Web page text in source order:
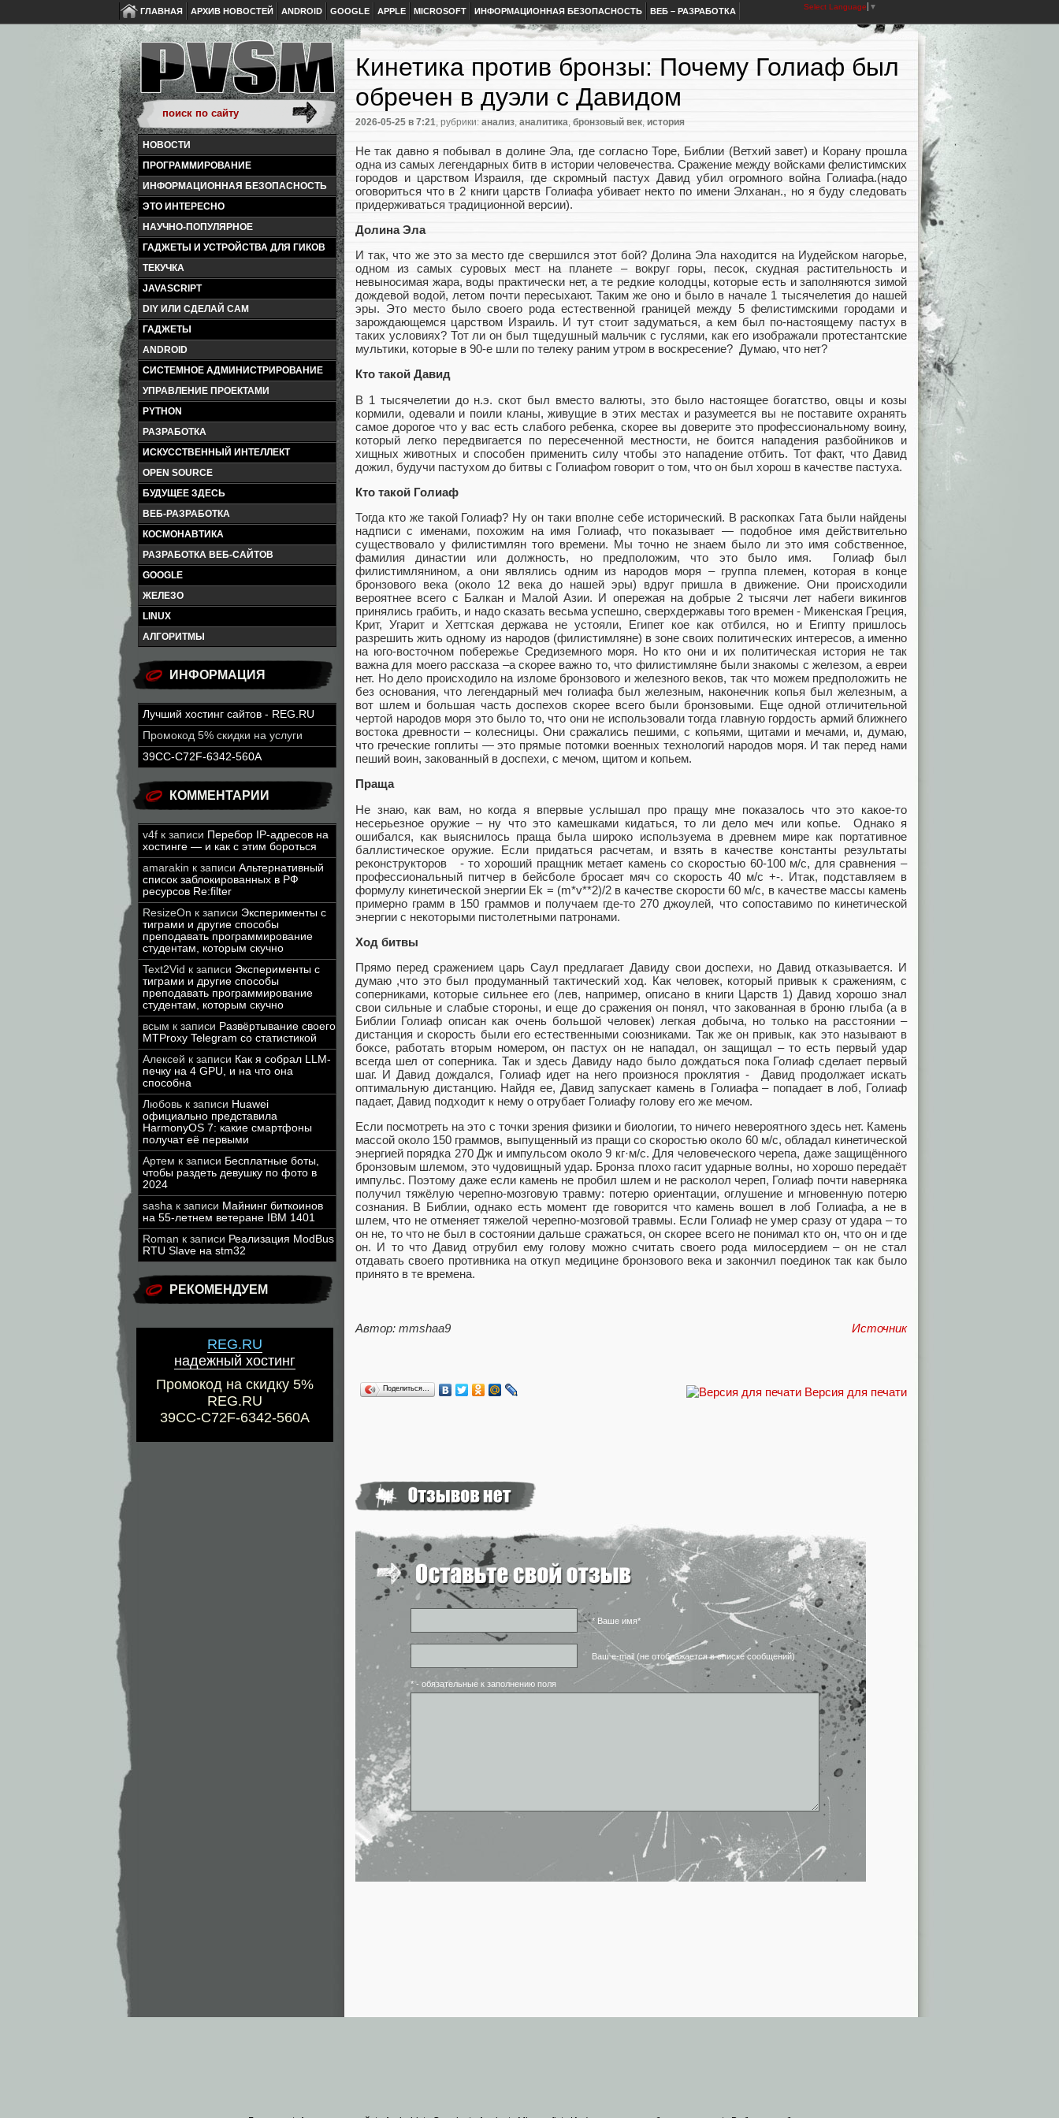
ГЛАВНАЯ АРХИВ НОВОСТЕЙ ANDROID GOOGLE APPLE MICROSOFT ИНФОРМАЦИОННАЯ БЕЗОПАСНОСТЬ ВЕБ – РАЗРАБОТКА Select Language ▼
НОВОСТИ
ПРОГРАММИРОВАНИЕ
ИНФОРМАЦИОННАЯ БЕЗОПАСНОСТЬ
ЭТО ИНТЕРЕСНО
НАУЧНО-ПОПУЛЯРНОЕ
ГАДЖЕТЫ И УСТРОЙСТВА ДЛЯ ГИКОВ
ТЕКУЧКА
JAVASCRIPT
DIY ИЛИ СДЕЛАЙ САМ
ГАДЖЕТЫ
ANDROID
СИСТЕМНОЕ АДМИНИСТРИРОВАНИЕ
УПРАВЛЕНИЕ ПРОЕКТАМИ
PYTHON
РАЗРАБОТКА
ИСКУССТВЕННЫЙ ИНТЕЛЛЕКТ
OPEN SOURCE
БУДУЩЕЕ ЗДЕСЬ
ВЕБ-РАЗРАБОТКА
КОСМОНАВТИКА
РАЗРАБОТКА ВЕБ-САЙТОВ
GOOGLE
ЖЕЛЕЗО
LINUX
АЛГОРИТМЫ
ИНФОРМАЦИЯ
Лучший хостинг сайтов - REG.RU
Промокод 5% скидки на услуги
39CC-C72F-6342-560A
КОММЕНТАРИИ
v4f к записи Перебор IP-адресов на
хостинге — и как с этим бороться
amarakin к записи Альтернативный
список заблокированных в РФ
ресурсов Re:filter
ResizeOn к записи Эксперименты с
тиграми и другие способы
преподавать программирование
студентам, которым скучно
Text2Vid к записи Эксперименты с
тиграми и другие способы
преподавать программирование
студентам, которым скучно
всым к записи Развёртывание своего
MTProxy Telegram со статистикой
Алексей к записи Как я собрал LLM-
печку на 4 GPU, и на что она
способна
Любовь к записи Huawei
официально представила
HarmonyOS 7: какие смартфоны
получат её первыми
Артем к записи Бесплатные боты,
чтобы раздеть девушку по фото в
2024
sasha к записи Майнинг биткоинов
на 55-летнем ветеране IBM 1401
Roman к записи Реализация ModBus
RTU Slave на stm32
РЕКОМЕНДУЕМ
REG.RU
надежный хостинг
Промокод на скидку 5%
REG.RU
39CC-C72F-6342-560A
Кинетика против бронзы: Почему Голиаф был
обречен в дуэли с Давидом
2026-05-25 в 7:21, рубрики: анализ, аналитика, бронзовый век, история
Не так давно я побывал в долине Эла, где согласно Торе, Библии (Ветхий завет) и Корану прошла
одна из самых легендарных битв в истории человечества. Сражение между войсками фелистимских
городов и царством Израиля, где скромный пастух Давид убил огромного война Голиафа.(надо
оговориться что в 2 книги царств Голиафа убивает некто по имени Элханан., но я буду следовать
придерживаться традиционной версии).
Долина Эла
И так, что же это за место где свершился этот бой? Долина Эла находится на Иудейском нагорье,
одном из самых суровых мест на планете – вокруг горы, песок, скудная растительность и
невыносимая жара, воды практически нет, а те редкие колодцы, которые есть и заполняются зимой
дождевой водой, летом почти пересыхают. Таким же оно и было в начале 1 тысячелетия до нашей
эры. Это место было своего рода естественной границей между 5 фелистимскими городами и
зарождающемся царством Израиль. И тут стоит задуматься, а кем был по-настоящему пастух в
таких условиях? Тот ли он был тщедушный мальчик с гуслями, как его изображали протестантские
мультики, которые в 90-е шли по телеку раним утром в воскресение? Думаю, что нет?
Кто такой Давид
В 1 тысячелетии до н.э. скот был вместо валюты, это было настоящее богатство, овцы и козы
кормили, одевали и поили кланы, живущие в этих местах и разумеется вы не поставите охранять
самое дорогое что у вас есть слабого ребенка, скорее вы доверите это профессиональному воину,
который легко передвигается по пересеченной местности, не боится нападения разбойников и
хищных животных и способен применить силу чтобы это нападение отбить. Тот факт, что Давид
дожил, будучи пастухом до битвы с Голиафом говорит о том, что он был хорош в качестве пастуха.
Кто такой Голиаф
Тогда кто же такой Голиаф? Ну он таки вполне себе исторический. В раскопках Гата были найдены
надписи с именами, похожим на имя Голиаф, что показывает — подобное имя действительно
существовало у филистимлян того времени. Мы точно не знаем было ли это имя собственное,
фамилия династии или должность, но предположим, что это было имя. Голиаф был
филистимлянином, а они являлись одним из народов моря – группа племен, которая в конце
бронзового века (около 12 века до нашей эры) вдруг пришла в движение. Они происходили
вероятнее всего с Балкан и Малой Азии. И опережая на добрые 2 тысячи лет набеги викингов
принялись грабить, и надо сказать весьма успешно, сверхдержавы того времен - Микенская Греция,
Крит, Угарит и Хеттская держава не устояли, Египет кое как отбился, но и Египту пришлось
разрешить жить одному из народов (филистимляне) в зоне своих политических интересов, а именно
на юго-восточном побережье Средиземного моря. Но кто они и их политическая история не так
важна для моего рассказа –а скорее важно то, что филистимляне были знакомы с железом, а евреи
нет. Но дело происходило на изломе бронзового и железного веков, так что можем предположить не
без основания, что легендарный меч голиафа был железным, наконечник копья был железным, а
вот шлем и большая часть доспехов скорее всего были бронзовыми. Еще одной отличительной
чертой народов моря это было то, что они не использовали тогда главную гордость армий ближнего
востока древности – колесницы. Они сражались пешими, с копьями, щитами и мечами, и, думаю,
что греческие гоплиты — это прямые потомки военных технологий народов моря. И так перед нами
пеший воин, закованный в доспехи, с мечом, щитом и копьем.
Праща
Не знаю, как вам, но когда я впервые услышал про пращу мне показалось что это какое-то
несерьезное оружие – ну что это камешками кидаться, то ли дело меч или копье. Однако я
ошибался, как выяснилось праща была широко используема в древнем мире как портативное
баллистическое оружие. Если придаться расчетам, и взять в качестве константы результаты
реконструкторов - то хороший пращник метает камень со скоростью 60-100 м/с, для сравнения –
профессиональный питчер в бейсболе бросает мяч со скорость 40 м/с +-. Итак, подставляем в
формулу кинетической энергии Ek = (m*v**2)/2 в качестве скорости 60 м/с, в качестве массы камень
примерно грамм в 150 граммов и получаем где-то 270 джоулей, что сопоставимо по кинетической
энергии с некоторыми пистолетными патронами.
Ход битвы
Прямо перед сражением царь Саул предлагает Давиду свои доспехи, но Давид отказывается. И
думаю ,что это был продуманный тактический ход. Как человек, который привык к сражениям, с
соперниками, которые сильнее его (лев, например, описано в книги Царств 1) Давид хорошо знал
свои сильные и слабые стороны, и еще до сражения он понял, что закованная в броню глыба (а в
Библии Голиаф описан как очень большой человек) легкая добыча, но только на расстоянии –
дистанция и скорость были его естественными союзниками. Так же он привык, как это называют в
боксе, работать вторым номером, он пастух он не нападал, он защищал – то есть первый удар
всегда шел от соперника. Так и здесь Давиду надо было дождаться пока Голиаф сделает первый
шаг. И Давид дождался, Голиаф идет на него произнося проклятия - Давид продолжает искать
оптимальную дистанцию. Найдя ее, Давид запускает камень в Голиафа – попадает в лоб, Голиаф
падает, Давид подходит к нему о отрубает Голиафу голову его же мечом.
Если посмотреть на это с точки зрения физики и биологии, то ничего невероятного здесь нет. Камень
массой около 150 граммов, выпущенный из пращи со скоростью около 60 м/с, обладал кинетической
энергией порядка 270 Дж и импульсом около 9 кг·м/с. Для человеческого черепа, даже защищённого
бронзовым шлемом, это чудовищный удар. Бронза плохо гасит ударные волны, но хорошо передаёт
импульс. Поэтому даже если камень не пробил шлем и не расколол череп, Голиаф почти наверняка
получил тяжёлую черепно-мозговую травму: потерю ориентации, оглушение и мгновенную потерю
сознания. В Библии, однако есть момент где говорится что камень вошел в лоб Голиафа, а не в
шлем, что не отменяет тяжелой черепно-мозговой травмы. Если Голиаф не умер сразу от удара – то
он не, то что не был в состоянии дальше сражаться, он скорее всего не понимал кто он, что он и где
он. И то что Давид отрубил ему голову можно считать своего рода милосердием – он не стал
отдавать своего противника на откуп медицине бронзового века и закончил поединок так как было
принято в те времена.
Автор: mmshaa9 Источник
Версия для печати
Поделиться…
* Ваше имя*
Ваш e-mail (не отображается в списке сообщений)
* - обязательные к заполнению поля